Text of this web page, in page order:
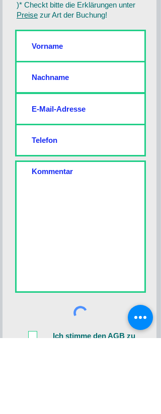
)* Checkt bitte die Erklärungen unter
Preise zur Art der Buchung!
Ich stimme den AGB zu